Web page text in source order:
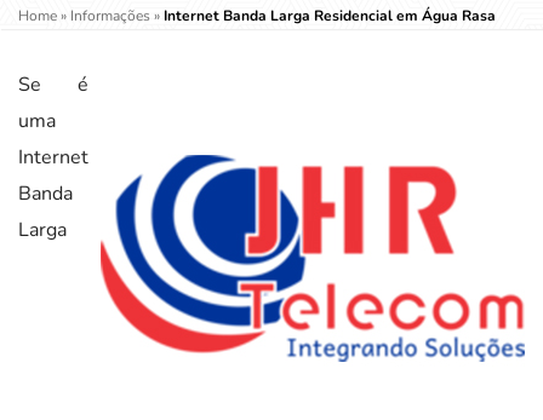
Home» Informações»Internet Banda Larga Residencial em Água Rasa
Se é
uma
Internet
Banda
Larga